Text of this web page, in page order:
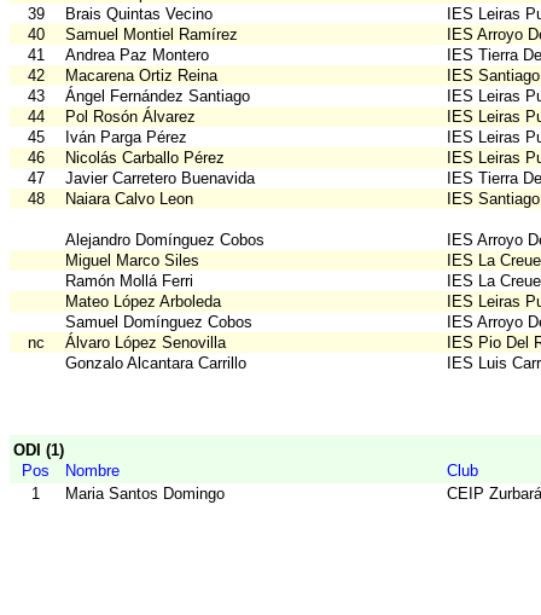
39
Brais Quintas Vecino
IES Leiras
40
Samuel Montiel Ramírez
IES Arroyo
41
Andrea Paz Montero
IES Tierra
42
Macarena Ortiz Reina
IES
43
Ángel Fernández Santiago
IES Leiras
44
Pol Rosón Álvarez
IES Leiras
45
Iván Parga Pérez
IES Leiras
46
Nicolás Carballo Pérez
IES Leiras
47
Javier Carretero Buenavida
IES Tierra
48
Naiara Calvo Leon IES
Alejandro Domínguez Cobos
IES Arroyo
Miguel Marco Siles
IES La
Ramón Mollá Ferri
IES La
Mateo López Arboleda
IES Leiras
Samuel Domínguez Cobos
IES Arroyo
nc
Álvaro López Senovilla
IES Pio Del
Gonzalo Alcantara Carrillo
IES Luis
ODI (1)
Pos
Nombre
Club
1
Maria Santos Domingo CEIP